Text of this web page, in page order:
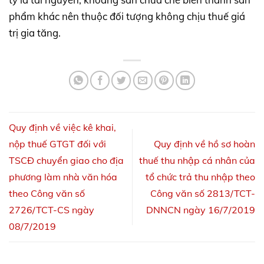
phẩm khác nên thuộc đối tượng không chịu thuế giá
trị gia tăng.
Quy định về việc kê khai,
nộp thuế GTGT đối với
TSCĐ chuyển giao cho địa
phương làm nhà văn hóa
theo Công văn số
2726/TCT-CS ngày
08/7/2019
Quy định về hồ sơ hoàn
thuế thu nhập cá nhân của
tổ chức trả thu nhập theo
Công văn số 2813/TCT-
DNNCN ngày 16/7/2019